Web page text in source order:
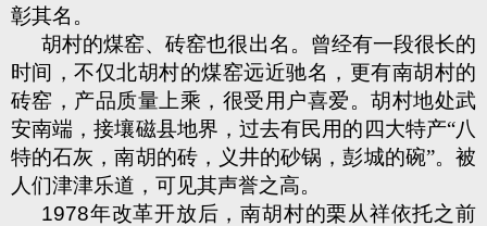
彰其名。
胡村的煤窑、砖窑也很出名。曾经有一段很长的
时间，不仅北胡村的煤窑远近驰名，更有南胡村的
砖窑，产品质量上乘，很受用户喜爱。胡村地处武
安南端，接壤磁县地界，过去有民用的四大特产“八
特的石灰，南胡的砖，义井的砂锅，彭城的碗”。被
人们津津乐道，可见其声誉之高。
1978年改革开放后，南胡村的栗从祥依托之前